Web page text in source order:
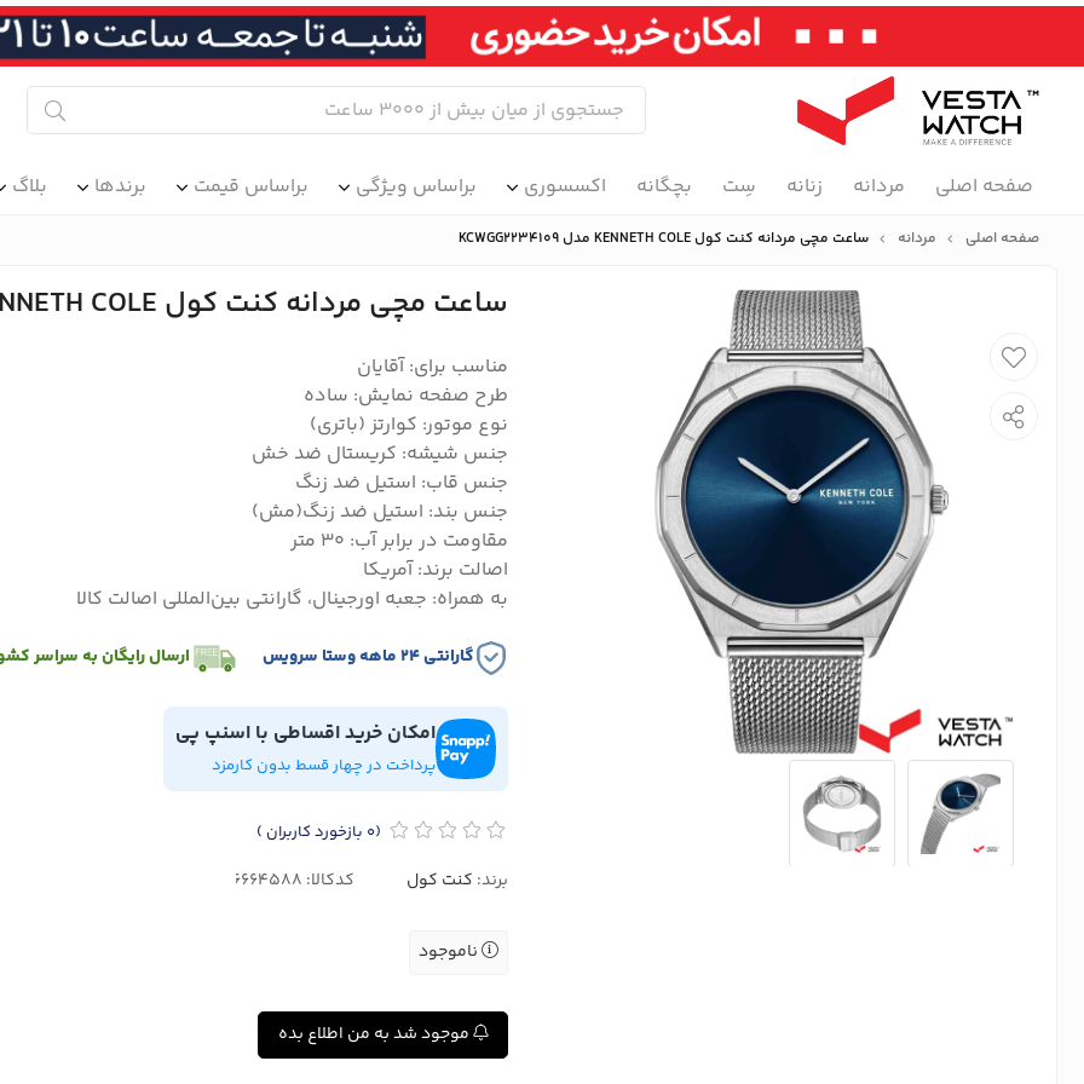
صفحه اصلی مردانه زنانه سِت بچگانه اکسسوری براساس ویژگی براساس قیمت برندها بلاگ
صفحه اصلی مردانه ساعت مچی مردانه کنت کول KENNETH COLE مدل KCWGG2234109
ساعت مچی مردانه کنت کول KENNETH COLE مدل KCWGG2234109
مناسب برای: آقایان
طرح صفحه نمایش: ساده
نوع موتور: کوارتز (باتری)
جنس شیشه: کریستال ضد خش
جنس قاب: استیل ضد زنگ
جنس بند: استیل ضد زنگ(مش)
مقاومت در برابر آب: 30 متر
اصالت برند: آمریکا
به همراه: جعبه اورجینال، گارانتی بین‌المللی اصالت کالا
گارانتی ۲۴ ماهه وستا سرویس ارسال رایگان به سراسر
امکان خرید اقساطی با اسنپ پی
پرداخت در چهار قسط بدون کارمزد
(0 بازخورد کاربران )
برند: کنت کول کدکالا:
ناموجود
موجود شد به من اطلاع بده